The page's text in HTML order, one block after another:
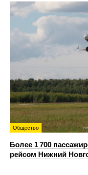
Общество
Более 1 700
рейсом Нижний